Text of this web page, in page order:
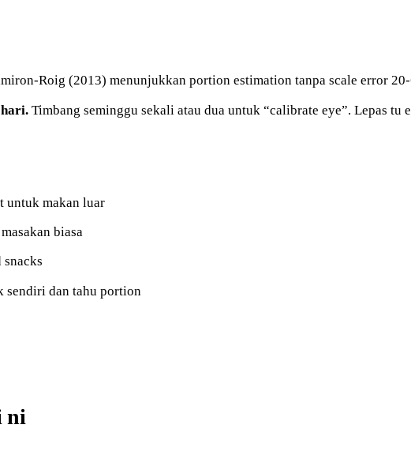
Roig (2013) menunjukkan portion estimation tanpa scale error
Timbang seminggu sekali atau dua untuk “calibrate eye”. Lepas tu
makan luar
biasa
sendiri dan tahu portion
ni